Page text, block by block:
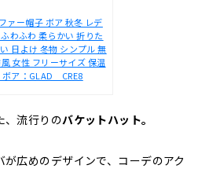
ァー帽子 ボア 秋冬 レデ
わふわ 柔らかい 折りた
日よけ 冬物 シンプル 無
女性 フリーサイズ 保温
ボア：GLAD CRE8
、流行りのバケットハット。
広めのデザインで、コーデのアク